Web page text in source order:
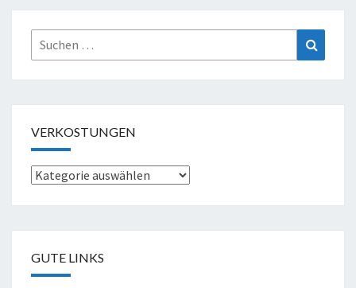
Suche
nach:
VERKOSTUNGEN
Verkostungen
GUTE LINKS